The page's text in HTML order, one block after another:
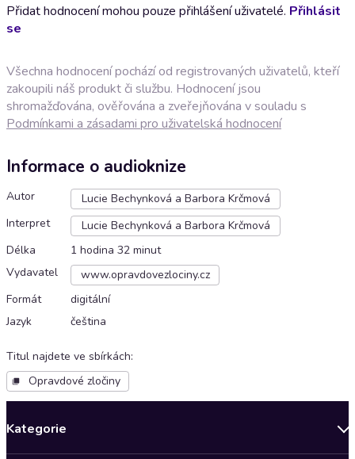
Přidat hodnocení mohou pouze přihlášení uživatelé. Přihlásit
se
Všechna hodnocení pochází od registrovaných uživatelů, kteří
zakoupili náš produkt či službu. Hodnocení jsou
shromažďována, ověřována a zveřejňována v souladu s
Podmínkami a zásadami pro uživatelská hodnocení
Informace o audioknize
Autor
Lucie Bechynková a Barbora Krčmová
Interpret
Lucie Bechynková a Barbora Krčmová
Délka
1 hodina 32 minut
Vydavatel
www.opravdovezlociny.cz
Formát
digitální
Jazyk
čeština
Titul najdete ve sbírkách:
Opravdové zločiny
Kategorie